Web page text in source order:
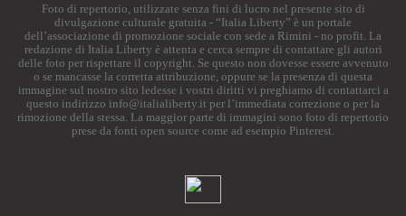
Foto di repertorio, utilizzate senza fini di lucro nel presente sito di
divulgazione culturale gratuita - “Italia Liberty” è un portale
dell’associazione di promozione sociale con sede a Rimini - no profit. La
redazione di Italia Liberty è attenta e cerca sempre di contattare gli autori
delle foto per rispettare il copyright. Se questo non dovesse essere avvenuto
o se mancasse la corretta attribuzione, oppure se la presenza di questa
immagine sul nostro sito ledesse i vostri diritti vi preghiamo di contattarci a
questo indirizzo info@italialiberty.it per l’immediata correzione o per la
rimozione della stessa. La maggior parte di immagini sono foto di repertorio
prese da fonti open source come ad esempio Pinterest.